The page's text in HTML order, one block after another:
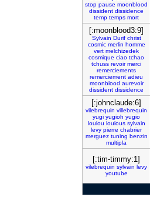
stop pause moonblood
dissident dissidence
temp temps mort
[:moonblood3:9]
Sylvain Durif christ
cosmic merlin homme
vert melchizedek
cosmique ciao tchao
tchuss revoir merci
remerciements
remerciement adieu
moonblood aurevoir
dissident dissidence
[:johnclaude:6]
vilebrequin villebrequin
yugi yugioh yugio
loulou loulous sylvain
levy pierre chabrier
merguez tuning benzin
multipla
[:tim-timmy:1]
vilebrequin sylvain levy
youtube